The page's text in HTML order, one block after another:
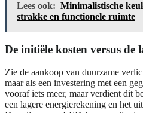
Lees ook: Minimalistische
strakke en functionele ruimte
De initiële kosten versus de
Zie de aankoop van duurzame
maar als een investering met een
vooraf iets meer, maar verdient dit
een lagere energierekening en het